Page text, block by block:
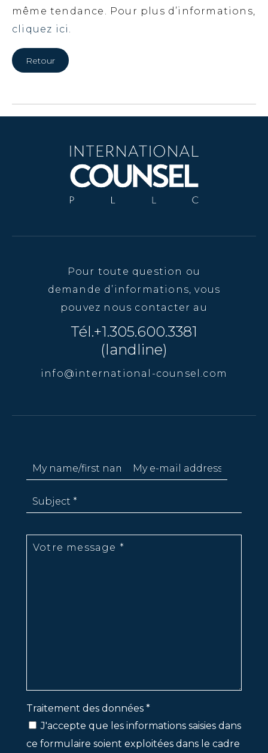
même tendance. Pour plus d’informations,
cliquez ici.
Retour
Pour toute question ou
demande d’informations, vous
pouvez nous contacter au
Tél.+1.305.600.3381
(landline)
info@international-counsel.com
Traitement des données *
J'accepte que les informations saisies dans
ce formulaire soient exploitées dans le cadre